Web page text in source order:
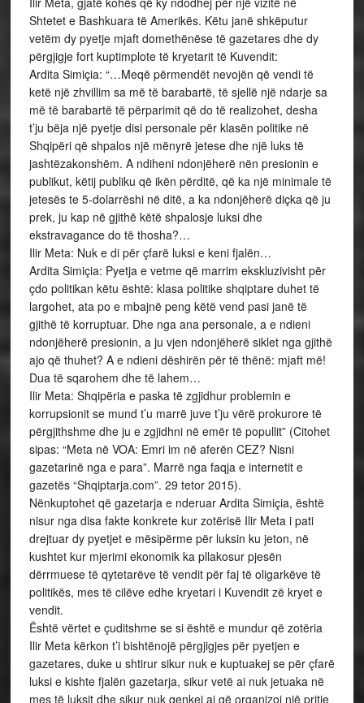
Shtetet e Bashkuara të Amerikës. Këtu janë shkëputur
vetëm dy pyetje mjaft domethënëse të gazetares dhe dy
përgjigje fort kuptimplote të kryetarit të Kuvendit:
Ardita Simiçia: “…Meqë përmendët nevojën që vendi të
ketë një zhvillim sa më të barabartë, të sjellë një ndarje sa
më të barabartë të përparimit që do të realizohet, desha
t’ju bëja një pyetje disi personale për klasën politike në
Shqipëri që shpalos një mënyrë jetese dhe një luks të
jashtëzakonshëm. A ndiheni ndonjëherë nën presionin e
publikut, këtij publiku që ikën përditë, që ka një minimale të
jetesës te 5-dolarrëshi në ditë, a ka ndonjëherë diçka që ju
prek, ju kap në gjithë këtë shpalosje luksi dhe
ekstravagance do të thosha?…
Ilir Meta: Nuk e di për çfarë luksi e keni fjalën…
Ardita Simiçia: Pyetja e vetme që marrim ekskluzivisht për
çdo politikan këtu është: klasa politike shqiptare duhet të
largohet, ata po e mbajnë peng këtë vend pasi janë të
gjithë të korruptuar. Dhe nga ana personale, a e ndieni
ndonjëherë presionin, a ju vjen ndonjëherë siklet nga gjithë
ajo që thuhet? A e ndieni dëshirën për të thënë: mjaft më!
Dua të sqarohem dhe të lahem…
Ilir Meta: Shqipëria e paska të zgjidhur problemin e
korrupsionit se mund t’u marrë juve t’ju vërë prokurore të
përgjithshme dhe ju e zgjidhni në emër të popullit” (Citohet
sipas: “Meta në VOA: Emri im në aferën CEZ? Nisni
gazetarinë nga e para”. Marrë nga faqja e internetit e
gazetës “Shqiptarja.com”. 29 tetor 2015).
Nënkuptohet që gazetarja e nderuar Ardita Simiçia, është
nisur nga disa fakte konkrete kur zotërisë Ilir Meta i pati
drejtuar dy pyetjet e mësipërme për luksin ku jeton, në
kushtet kur mjerimi ekonomik ka pllakosur pjesën
dërrmuese të qytetarëve të vendit për faj të oligarkëve të
politikës, mes të cilëve edhe kryetari i Kuvendit zë kryet e
vendit.
Është vërtet e çuditshme se si është e mundur që zotëria
Ilir Meta kërkon t’i bishtënojë përgjigjes për pyetjen e
gazetares, duke u shtirur sikur nuk e kuptuakej se për çfarë
luksi e kishte fjalën gazetarja, sikur vetë ai nuk jetuaka në
mes të luksit dhe sikur nuk qenkej ai që organizoi një pritje